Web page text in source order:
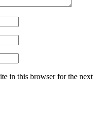
in this browser for the next